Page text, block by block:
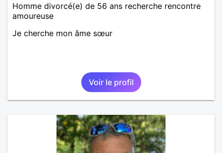
Homme divorcé(e) de 56 ans recherche rencontre
amoureuse
Je cherche mon âme sœur
Voir le profil